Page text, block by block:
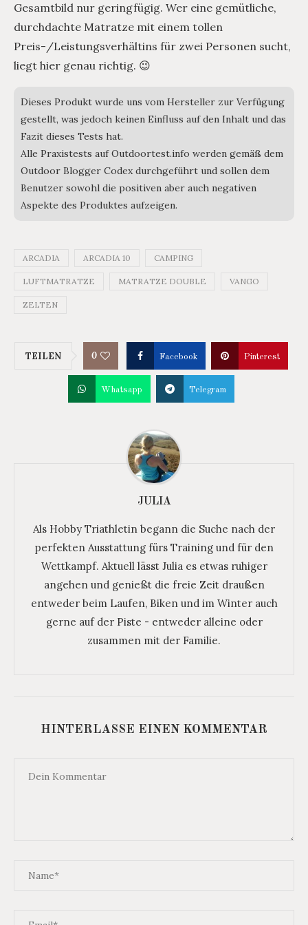
Gesamtbild nur geringfügig. Wer eine gemütliche,
durchdachte Matratze mit einem tollen
Preis-/Leistungsverhältins für zwei Personen sucht,
liegt hier genau richtig. 😉
Dieses Produkt wurde uns vom Hersteller zur Verfügung
gestellt, was jedoch keinen Einfluss auf den Inhalt und das
Fazit dieses Tests hat.
Alle Praxistests auf Outdoortest.info werden gemäß dem
Outdoor Blogger Codex durchgeführt und sollen dem
Benutzer sowohl die positiven aber auch negativen
Aspekte des Produktes aufzeigen.
ARCADIA ARCADIA 10 CAMPING
LUFTMATRATZE MATRATZE DOUBLE VANGO
ZELTEN
TEILEN 0 Facebook Pinterest
Whatsapp Telegram
JULIA
Als Hobby Triathletin begann die Suche nach der
perfekten Ausstattung fürs Training und für den
Wettkampf. Aktuell lässt Julia es etwas ruhiger
angehen und genießt die freie Zeit draußen
entweder beim Laufen, Biken und im Winter auch
gerne auf der Piste - entweder alleine oder
zusammen mit der Familie.
HINTERLASSE EINEN KOMMENTAR